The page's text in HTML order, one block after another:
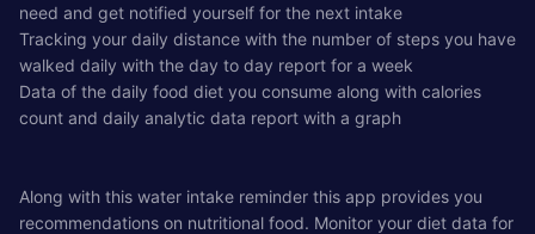
need and get notified yourself for the next intake
Tracking your daily distance with the number of steps you have
walked daily with the day to day report for a week
Data of the daily food diet you consume along with calories
count and daily analytic data report with a graph
Along with this water intake reminder this app provides you
recommendations on nutritional food. Monitor your diet data for